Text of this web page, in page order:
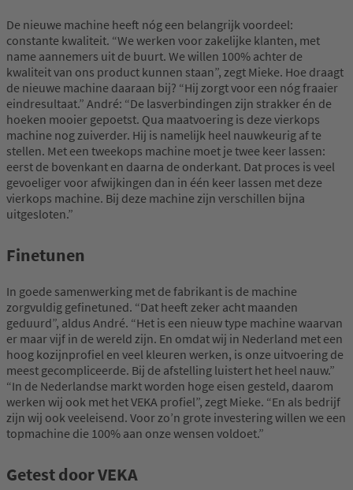
De nieuwe machine heeft nóg een belangrijk voordeel:
constante kwaliteit. “We werken voor zakelijke klanten, met
name aannemers uit de buurt. We willen 100% achter de
kwaliteit van ons product kunnen staan”, zegt Mieke. Hoe draagt
de nieuwe machine daaraan bij? “Hij zorgt voor een nóg fraaier
eindresultaat.” André: “De lasverbindingen zijn strakker én de
hoeken mooier gepoetst. Qua maatvoering is deze vierkops
machine nog zuiverder. Hij is namelijk heel nauwkeurig af te
stellen. Met een tweekops machine moet je twee keer lassen:
eerst de bovenkant en daarna de onderkant. Dat proces is veel
gevoeliger voor afwijkingen dan in één keer lassen met deze
vierkops machine. Bij deze machine zijn verschillen bijna
uitgesloten.”
Finetunen
In goede samenwerking met de fabrikant is de machine
zorgvuldig gefinetuned. “Dat heeft zeker acht maanden
geduurd”, aldus André. “Het is een nieuw type machine waarvan
er maar vijf in de wereld zijn. En omdat wij in Nederland met een
hoog kozijnprofiel en veel kleuren werken, is onze uitvoering de
meest gecompliceerde. Bij de afstelling luistert het heel nauw.”
“In de Nederlandse markt worden hoge eisen gesteld, daarom
werken wij ook met het VEKA profiel”, zegt Mieke. “En als bedrijf
zijn wij ook veeleisend. Voor zo’n grote investering willen we een
topmachine die 100% aan onze wensen voldoet.”
Getest door VEKA